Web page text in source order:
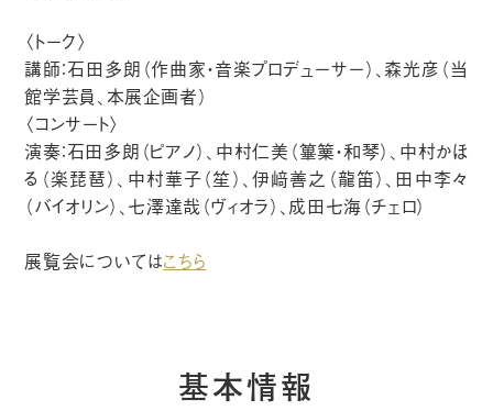
〈トーク〉
講師：石田多朗（作曲家・音楽プロデューサー）、森光彦（当
館学芸員、本展企画者）
〈コンサート〉
演奏：石田多朗（ピアノ）、中村仁美（篳篥・和琴）、中村かほ
る（楽琵琶）、中村華子（笙）、伊﨑善之（龍笛）、田中李々
（バイオリン）、七澤達哉（ヴィオラ）、成田七海（チェロ）
展覧会についてはこちら
基本情報